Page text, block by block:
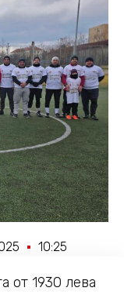
10:25
от 1930 лева